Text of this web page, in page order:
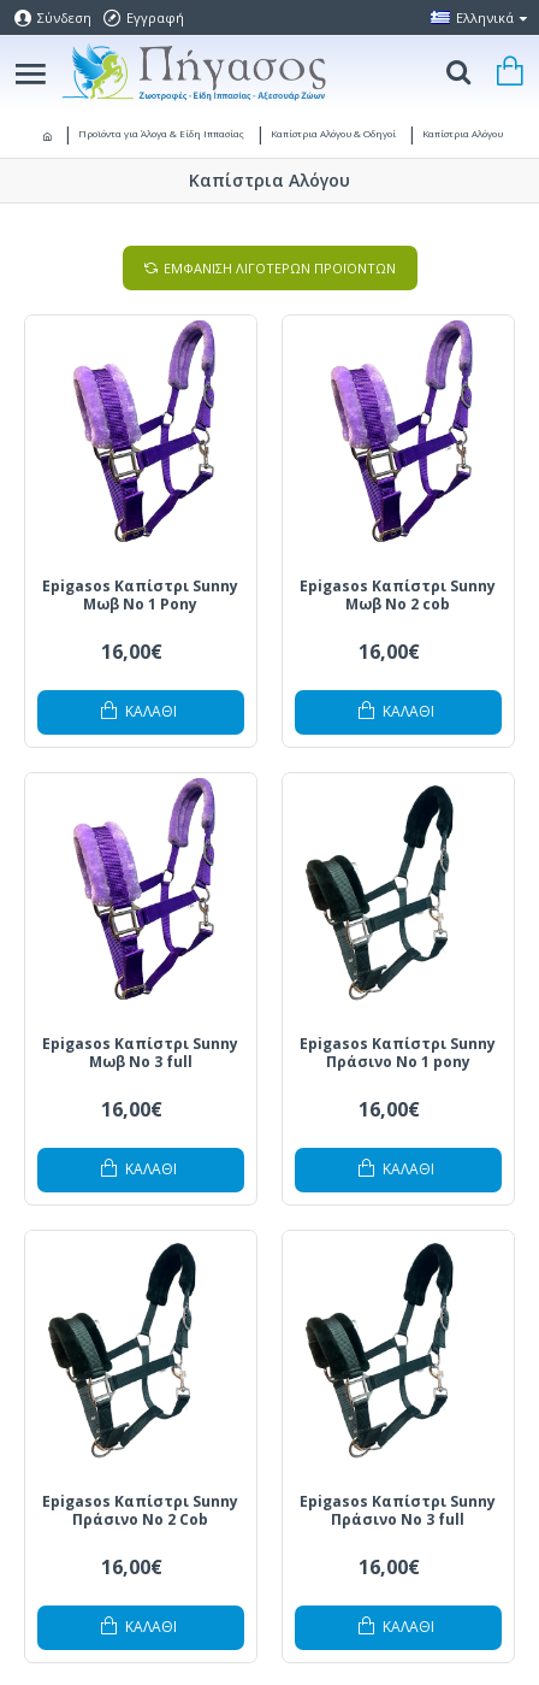
Σύνδεση Εγγραφή Ελληνικά
Προϊόντα για Άλογα & Είδη Ιππασίας Καπίστρια Αλόγου & Οδηγοί Καπίστρια Αλόγου
Καπίστρια Αλόγου
ΕΜΦΑΝΙΣΗ ΛΙΓΟΤΕΡΩΝ ΠΡΟΪΟΝΤΩΝ
Epigasos Καπίστρι Sunny
Μωβ Νο 1 Pony
16,00€
ΚΑΛΆΘΙ
Epigasos Καπίστρι Sunny
Μωβ Νο 2 cob
16,00€
ΚΑΛΆΘΙ
Epigasos Καπίστρι Sunny
Μωβ Νο 3 full
16,00€
ΚΑΛΆΘΙ
Epigasos Καπίστρι Sunny
Πράσινο Νο 1 pony
16,00€
ΚΑΛΆΘΙ
Epigasos Καπίστρι Sunny
Πράσινο Νο 2 Cob
16,00€
ΚΑΛΆΘΙ
Epigasos Καπίστρι Sunny
Πράσινο Νο 3 full
16,00€
ΚΑΛΆΘΙ